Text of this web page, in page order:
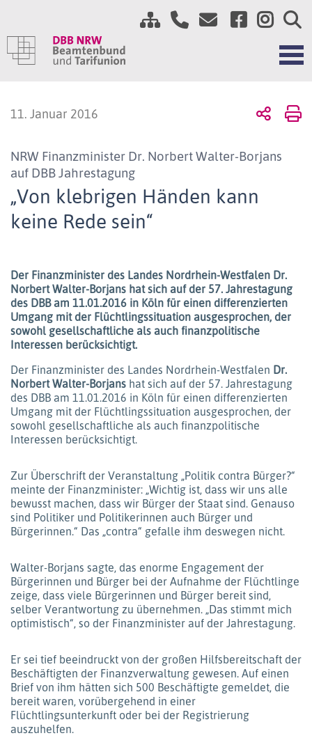
NRW Finanzminister Dr. Norbert Walter-Borjans
auf DBB Jahrestagung
„Von klebrigen Händen kann
keine Rede sein“
11. Januar 2016
Der Finanzminister des Landes Nordrhein-Westfalen Dr.
Norbert Walter-Borjans hat sich auf der 57. Jahrestagung
des DBB am 11.01.2016 in Köln für einen differenzierten
Umgang mit der Flüchtlingssituation ausgesprochen, der
sowohl gesellschaftliche als auch finanzpolitische
Interessen berücksichtigt.
Der Finanzminister des Landes Nordrhein-Westfalen Dr.
Norbert Walter-Borjans hat sich auf der 57. Jahrestagung
des DBB am 11.01.2016 in Köln für einen differenzierten
Umgang mit der Flüchtlingssituation ausgesprochen, der
sowohl gesellschaftliche als auch finanzpolitische
Interessen berücksichtigt.
Zur Überschrift der Veranstaltung „Politik contra Bürger?“
meinte der Finanzminister: „Wichtig ist, dass wir uns alle
bewusst machen, dass wir Bürger der Staat sind. Genauso
sind Politiker und Politikerinnen auch Bürger und
Bürgerinnen.“ Das „contra“ gefalle ihm deswegen nicht.
Walter-Borjans sagte, das enorme Engagement der
Bürgerinnen und Bürger bei der Aufnahme der Flüchtlinge
zeige, dass viele Bürgerinnen und Bürger bereit sind,
selber Verantwortung zu übernehmen. „Das stimmt mich
optimistisch“, so der Finanzminister auf der Jahrestagung.
Er sei tief beeindruckt von der großen Hilfsbereitschaft der
Beschäftigten der Finanzverwaltung gewesen. Auf einen
Brief von ihm hätten sich 500 Beschäftigte gemeldet, die
bereit waren, vorübergehend in einer
Flüchtlingsunterkunft oder bei der Registrierung
auszuhelfen.